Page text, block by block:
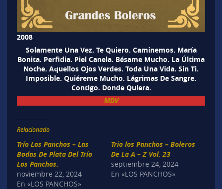
2008
Solamente Una Vez. Te Quiero. Caminemos. María
Bonita. Perfidia. Piel Canela. Bésame Mucho. La Última
Noche. Aquellos Ojos Verdes. Toda Una Vida. Sin Ti.
Imposible. Quiéreme Mucho. Lágrimas De Sangre.
Contigo. Donde Quiera.
MDV
Relacionado
Trío Los Panchos – Las
Bodas De Plata Del Trío
Los Panchos.
noviembre 22, 2024
En «LOS PANCHOS»
Trio los Panchos – Boleros
De La A – Z Vol. 23
septiembre 24, 2024
En «LOS PANCHOS»